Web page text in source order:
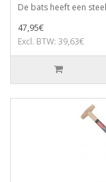
De bats heeft een
47,95€
Excl. BTW: 39,63€